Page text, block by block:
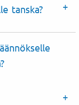
tanska?